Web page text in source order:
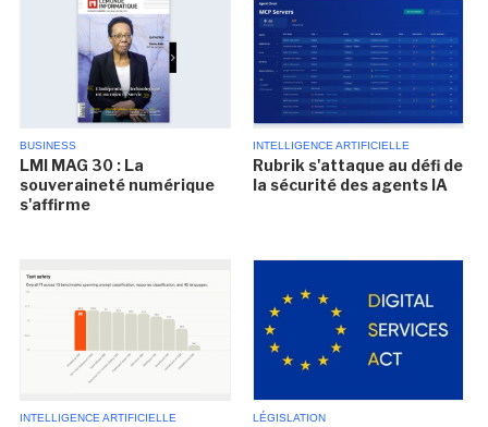
BUSINESS
LMI MAG 30 : La
souveraineté numérique
s'affirme
INTELLIGENCE ARTIFICIELLE
Rubrik s'attaque au défi de
la sécurité des agents IA
INTELLIGENCE ARTIFICIELLE LÉGISLATION